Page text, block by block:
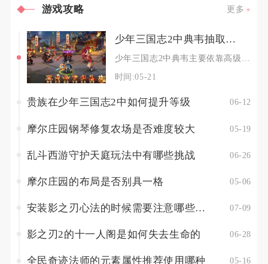
游戏攻略 更多
少年三国志2中典韦抽取方式是什么
少年三国志2中典韦主要依靠高级常驻招募、限时金将神将招募、专属活动点将抽取，同时可搭配心愿
时间:05-21
贵族在少年三国志2中如何提升等级 06-12
摩尔庄园钢琴修复农场是否难度较大 05-19
乱斗西游守护天庭玩法中有哪些挑战 06-26
摩尔庄园的布局是否别具一格 05-06
安装影之刃心法的时候需要注意哪些关键点 07-09
影之刃2的十一人阁是如何失去生命的 06-28
全民奇迹法师的元素属性推荐使用哪种 05-16